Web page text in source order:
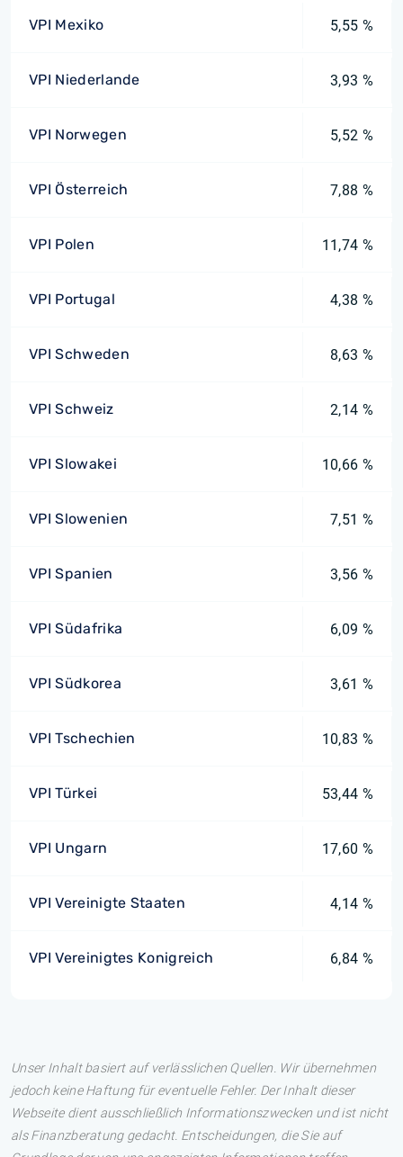
VPI Mexiko 5,55 %
VPI Niederlande 3,93 %
VPI Norwegen 5,52 %
VPI Österreich 7,88 %
VPI Polen 11,74 %
VPI Portugal 4,38 %
VPI Schweden 8,63 %
VPI Schweiz 2,14 %
VPI Slowakei 10,66 %
VPI Slowenien 7,51 %
VPI Spanien 3,56 %
VPI Südafrika 6,09 %
VPI Südkorea 3,61 %
VPI Tschechien 10,83 %
VPI Türkei 53,44 %
VPI Ungarn 17,60 %
VPI Vereinigte Staaten 4,14 %
VPI Vereinigtes Konigreich 6,84 %
Unser Inhalt basiert auf verlässlichen Quellen. Wir übernehmen
jedoch keine Haftung für eventuelle Fehler. Der Inhalt dieser
Webseite dient ausschließlich Informationszwecken und ist nicht
als Finanzberatung gedacht. Entscheidungen, die Sie auf